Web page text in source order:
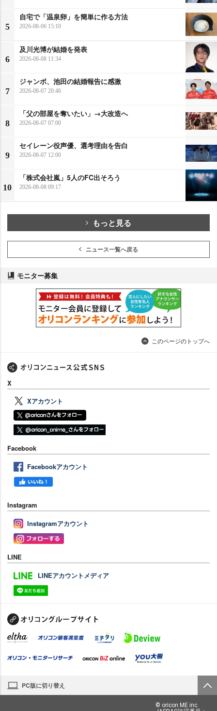
5
自宅で「温泉卵」を簡単に作る方法
2026-08-06 15:10
6
及川光博が結婚を発表
2026-08-08 11:34
7
ジャンボ、池田の結婚報告に感激
2026-08-07 20:46
8
「父の部屋を奪いたい」→大改造へ
2026-08-07 07:00
9
セイレーン役声優、選考理由を告白
2026-08-07 12:00
10
「株式会社嵐」5人のFC出そろう
2026-08-08 09:17
もっと見る
ニュース一覧へ戻る
モニター募集
このページのトップへ
X
Xアカウント
Facebook
Facebookアカウント
Instagram
Instagramアカウント
LINE
LINEアカウントメディア
PC版に切り替え
© oricon ME inc.